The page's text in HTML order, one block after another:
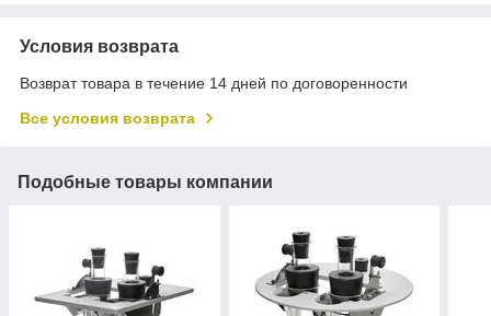
Условия возврата
Возврат товара в течение 14 дней по договоренности
Все условия возврата
Подобные товары компании